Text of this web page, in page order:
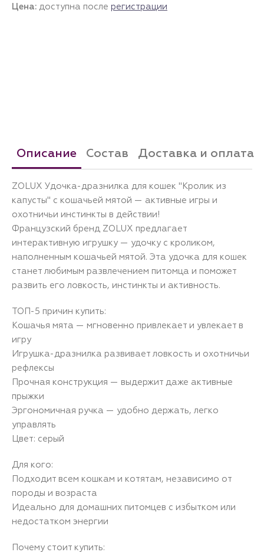
Цена: доступна после регистрации
Описание Состав Доставка и оплата
ZOLUX Удочка-дразнилка для кошек "Кролик из
капусты" с кошачьей мятой — активные игры и
охотничьи инстинкты в действии!
Французский бренд ZOLUX предлагает
интерактивную игрушку — удочку с кроликом,
наполненным кошачьей мятой. Эта удочка для кошек
станет любимым развлечением питомца и поможет
развить его ловкость, инстинкты и активность.
ТОП-5 причин купить:
Кошачья мята — мгновенно привлекает и увлекает в
игру
Игрушка-дразнилка развивает ловкость и охотничьи
рефлексы
Прочная конструкция — выдержит даже активные
прыжки
Эргономичная ручка — удобно держать, легко
управлять
Цвет: серый
Для кого:
Подходит всем кошкам и котятам, независимо от
породы и возраста
Идеально для домашних питомцев с избытком или
недостатком энергии
Почему стоит купить: